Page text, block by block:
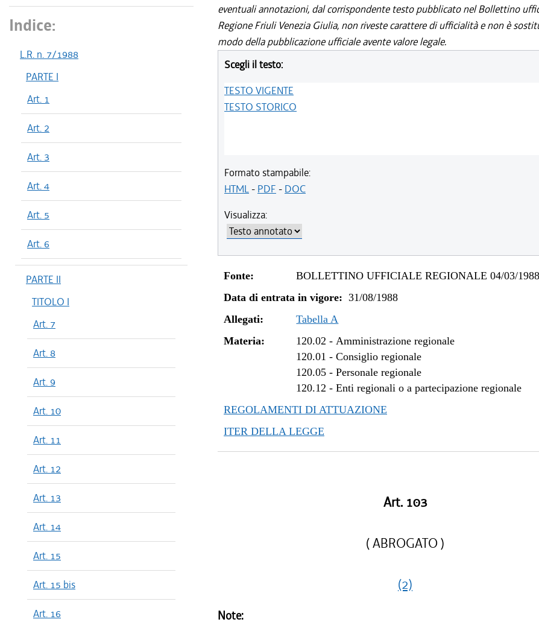
Indice:
L.R. n. 7/1988
PARTE I
Art. 1
Art. 2
Art. 3
Art. 4
Art. 5
Art. 6
PARTE II
TITOLO I
Art. 7
Art. 8
Art. 9
Art. 10
Art. 11
Art. 12
Art. 13
Art. 14
Art. 15
Art. 15 bis
Art. 16
eventuali annotazioni, dal corrispondente testo pubblicato nel Bollettino
Regione Friuli Venezia Giulia, non riveste carattere di ufficialità e non è
modo della pubblicazione ufficiale avente valore legale.
Scegli il testo:
TESTO VIGENTE
TESTO STORICO
Formato stampabile:
HTML- PDF - DOC
Visualizza:
Fonte:
BOLLETTINO UFFICIALE REGIONALE 04/03/
Data di entrata in vigore: 31/08/1988
Allegati:
Tabella A
Materia:
120.02 -Amministrazione regionale
120.01 -Consiglio regionale
120.05 -Personale regionale
120.12 -Enti regionali o a partecipazione regionale
REGOLAMENTI DI ATTUAZIONE
ITER DELLA LEGGE
Art. 103
( ABROGATO )
(2)
Note: